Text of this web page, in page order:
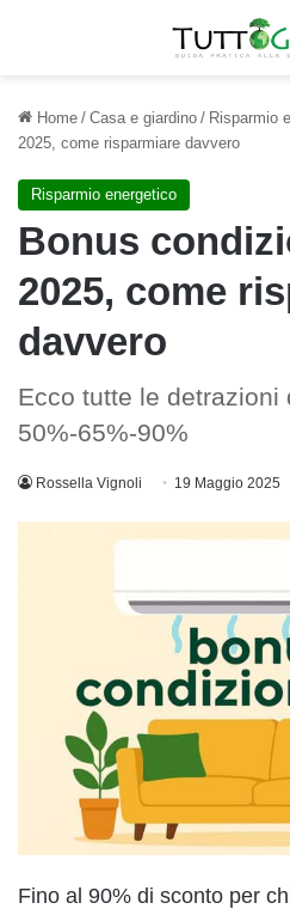
Home / Casa e giardino / Risparmio
2025, come risparmiare davvero
Risparmio energetico
Bonus
2025, come
davvero
Ecco tutte le detrazioni
50%-65%-90%
Rossella Vignoli 19 Maggio 2025
Fino al 90% di sconto per